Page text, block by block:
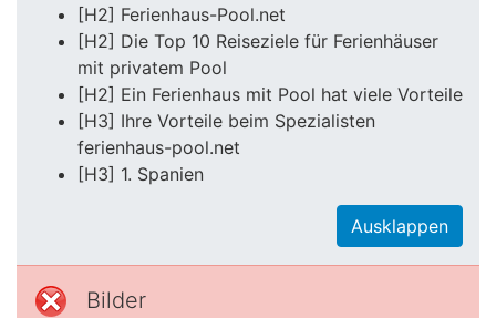
[H2] Ferienhaus-Pool.net
[H2] Die Top 10 Reiseziele für Ferienhäuser
mit privatem Pool
[H2] Ein Ferienhaus mit Pool hat viele Vorteile
[H3] Ihre Vorteile beim Spezialisten
ferienhaus-pool.net
[H3] 1. Spanien
Ausklappen
Bilder